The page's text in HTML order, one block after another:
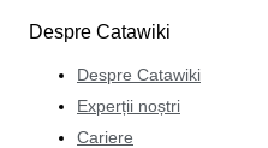
Despre Catawiki
Despre Catawiki
Experții noștri
Cariere